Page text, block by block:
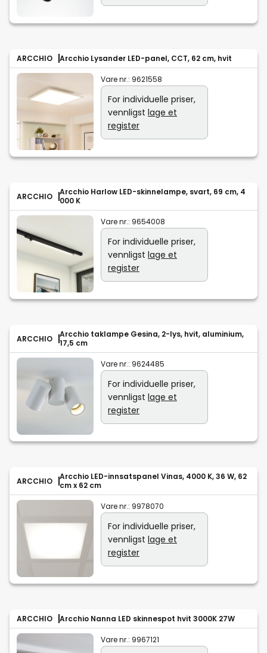
ARCCHIO Arcchio Lysander LED-panel, CCT, 62 cm, hvit
Vare nr.: 9621558
For individuelle priser,
vennligst lage et
register
ARCCHIO
Arcchio Harlow LED-skinnelampe, svart, 69 cm, 4
000 K
Vare nr.: 9654008
For individuelle priser,
vennligst lage et
register
ARCCHIO
Arcchio taklampe Gesina, 2-lys, hvit, aluminium,
17,5 cm
Vare nr.: 9624485
For individuelle priser,
vennligst lage et
register
ARCCHIO
Arcchio LED-innsatspanel Vinas, 4000 K, 36 W, 62
cm x 62 cm
Vare nr.: 9978070
For individuelle priser,
vennligst lage et
register
ARCCHIO Arcchio Nanna LED skinnespot hvit 3000K 27W
Vare nr.: 9967121